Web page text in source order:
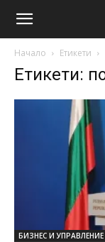
Начало Етикети
Етикети:
БИЗНЕС И УПРАВЛЕНИЕ